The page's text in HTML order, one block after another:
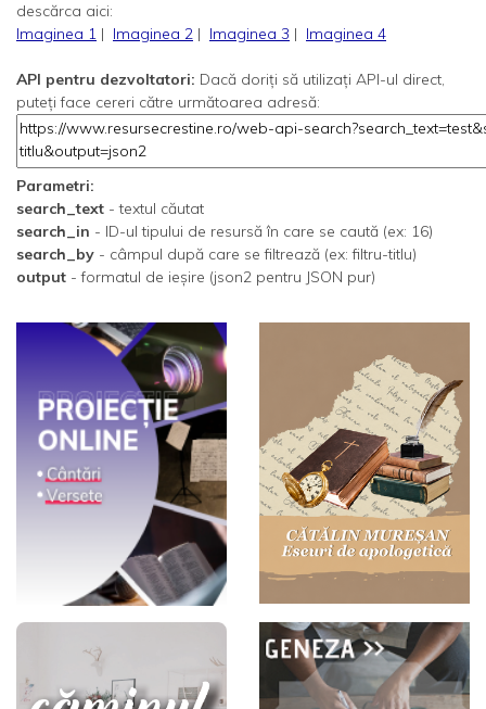
descărca aici:
Imaginea 1 | Imaginea 2 | Imaginea 3 | Imaginea 4
API pentru dezvoltatori: Dacă doriți să utilizați API-ul direct,
puteți face cereri către următoarea adresă:
Parametri:
search_text - textul căutat
search_in - ID-ul tipului de resursă în care se caută (ex: 16)
search_by - câmpul după care se filtrează (ex: filtru-titlu)
output - formatul de ieșire (json2 pentru JSON pur)